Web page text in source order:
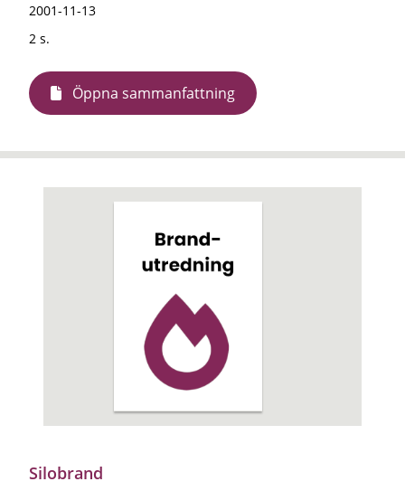
2001-11-13
2 s.
Öppna sammanfattning
Silobrand